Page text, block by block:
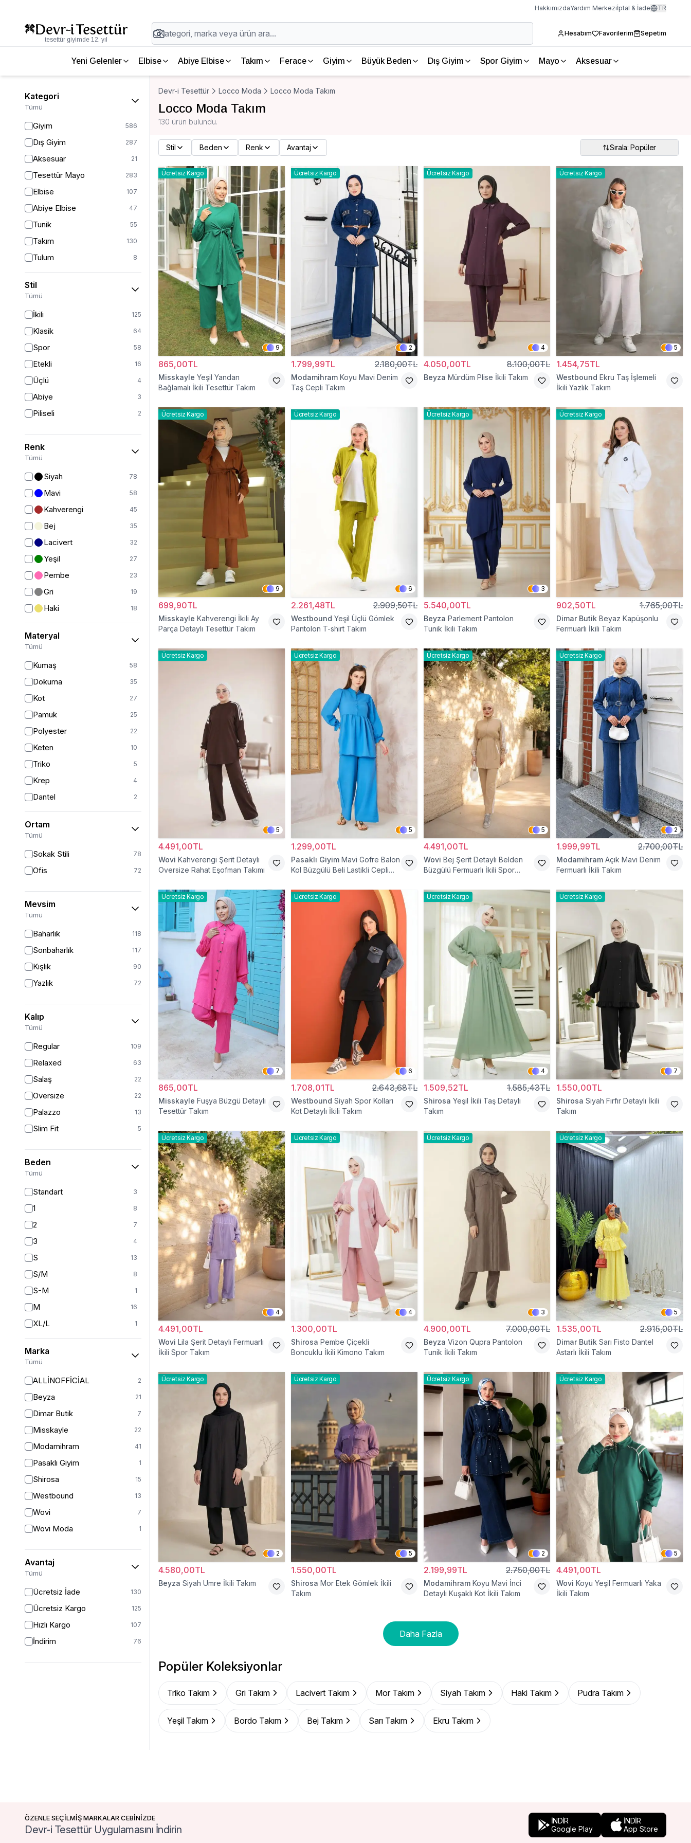
HakkımızdaYardım Merkeziİptal & İade TR
tesettür giyimde 12. yıl
Hesabım Favorilerim Sepetim
Yeni Gelenler Elbise Abiye Elbise Takım Ferace Giyim Büyük Beden Dış Giyim Spor Giyim Mayo Aksesuar
Kategori
Tümü
Giyim 586
Dış Giyim 287
Aksesuar 21
Tesettür Mayo 283
Elbise 107
Abiye Elbise 47
Tunik 55
Takım 130
Tulum 8
Pantolon 151
Etek 19
Hırka 4
Yelek
Ceket
Kaban
Mont
Yarım Kapalı Mayo
Kız Çocuk Elbise
Kız Çocuk Giyim
Panço
Tam Kapalı Mayo
Kız Çocuk Takım
Kız Çocuk Etek
Stil
Tümü
İkili 125
Klasik 64
Spor 58
Etekli 16
Üçlü 4
Abiye 3
Piliseli 2
Renk
Tümü
Siyah 78
Mavi 58
Kahverengi 45
Bej 35
Lacivert 32
Yeşil 27
Pembe 23
Gri 19
Haki 18
Bordo 15
Mor 9
Materyal
Tümü
Kumaş 58
Dokuma 35
Kot 27
Pamuk 25
Polyester 22
Keten 10
Triko 5
Krep 4
Dantel 2
Viskon 2
Kürk 1
Ortam
Tümü
Sokak Stili 78
Ofis 72
Mevsim
Tümü
Baharlık 118
Sonbaharlık 117
Kışlık 90
Yazlık 72
Kalıp
Tümü
Regular 109
Relaxed 63
Salaş 22
Oversize 22
Palazzo 13
Slim Fit 5
Beden
Tümü
Standart 3
1 8
2 7
3 4
S 13
S/M 8
S-M 1
M 16
XL/L 1
L-XL 1
XL 14
42/44 15
44
46
2 (44-46)
46/48
Marka
Tümü
ALLİNOFFİCİAL 2
Beyza 21
Dimar Butik 7
Misskayle 22
Modamihram 41
Pasaklı Giyim 1
Shirosa 15
Westbound 13
Wovi 7
Wovi Moda 1
Avantaj
Tümü
Ücretsiz İade 130
Ücretsiz Kargo 125
Hızlı Kargo 107
İndirim 76
Devr-i Tesettür Locco Moda Locco Moda Takım
Locco Moda Takım
130 ürün bulundu.
Stil Beden Renk Avantaj Sırala: Popüler
Ücretsiz Kargo
9
865,00TL
Misskayle Yeşil Yandan
Bağlamalı İkili Tesettür Takım
Ücretsiz Kargo
2
1.799,99TL 2.180,00TL
Modamihram Koyu Mavi Denim
Taş Cepli Takım
Ücretsiz Kargo
4
4.050,00TL 8.100,00TL
Beyza Mürdüm Plise İkili Takım
Ücretsiz Kargo
5
1.454,75TL
Westbound Ekru Taş İşlemeli
İkili Yazlık Takım
Ücretsiz Kargo
9
699,90TL
Misskayle Kahverengi İkili Ay
Parça Detaylı Tesettür Takım
Ücretsiz Kargo
6
2.261,48TL 2.909,50TL
Westbound Yeşil Üçlü Gömlek
Pantolon T-shirt Takım
Ücretsiz Kargo
3
5.540,00TL
Beyza Parlement Pantolon
Tunik İkili Takım
Ücretsiz Kargo
902,50TL 1.765,00TL
Dimar Butik Beyaz Kapüşonlu
Fermuarlı İkili Takım
Ücretsiz Kargo
5
4.491,00TL
Wovi Kahverengi Şerit Detaylı
Oversize Rahat Eşofman Takımı
Ücretsiz Kargo
5
1.299,00TL
Pasaklı Giyim Mavi Gofre Balon
Kol Büzgülü Beli Lastikli Cepli
Ücretsiz Kargo
5
4.491,00TL
Wovi Bej Şerit Detaylı Belden
Büzgülü Fermuarlı İkili Spor
Ücretsiz Kargo
2
1.999,99TL 2.700,00TL
Modamihram Açık Mavi Denim
Fermuarlı İkili Takım
Ücretsiz Kargo
7
865,00TL
Misskayle Fuşya Büzgü Detaylı
Tesettür Takım
Ücretsiz Kargo
6
1.708,01TL 2.643,68TL
Westbound Siyah Spor Kolları
Kot Detaylı İkili Takım
Ücretsiz Kargo
4
1.509,52TL 1.585,43TL
Shirosa Yeşil İkili Taş Detaylı
Takım
Ücretsiz Kargo
7
1.550,00TL
Shirosa Siyah Fırfır Detaylı İkili
Takım
Ücretsiz Kargo
4
4.491,00TL
Wovi Lila Şerit Detaylı Fermuarlı
İkili Spor Takım
Ücretsiz Kargo
4
1.300,00TL
Shirosa Pembe Çiçekli
Boncuklu İkili Kimono Takım
Ücretsiz Kargo
3
4.900,00TL 7.000,00TL
Beyza Vizon Qupra Pantolon
Tunik İkili Takım
Ücretsiz Kargo
5
1.535,00TL 2.915,00TL
Dimar Butik Sarı Fisto Dantel
Astarlı İkili Takım
Ücretsiz Kargo
2
4.580,00TL
Beyza Siyah Umre İkili Takım
Ücretsiz Kargo
5
1.550,00TL
Shirosa Mor Etek Gömlek İkili
Takım
Ücretsiz Kargo
2
2.199,99TL 2.750,00TL
Modamihram Koyu Mavi İnci
Detaylı Kuşaklı Kot İkili Takım
Ücretsiz Kargo
5
4.491,00TL
Wovi Koyu Yeşil Fermuarlı Yaka
İkili Takım
Daha Fazla
Popüler Koleksiyonlar
Triko Takım Gri Takım Lacivert Takım Mor Takım Siyah Takım Haki Takım Pudra Takım
Yeşil Takım Bordo Takım Bej Takım Sarı Takım Ekru Takım
ÖZENLE SEÇİLMİŞ MARKALAR CEBİNİZDE
Devr-i Tesettür Uygulamasını İndirin
İNDİR
Google Play
İNDİR
App Store